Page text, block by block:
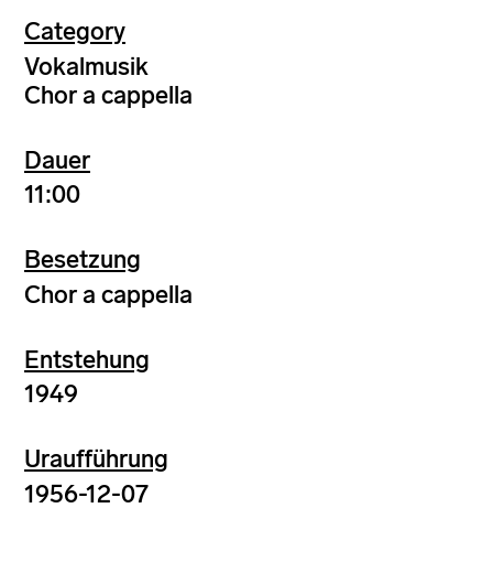
Category
Vokalmusik
Chor a cappella
Dauer
11:00
Besetzung
Chor a cappella
Entstehung
1949
Uraufführung
1956-12-07